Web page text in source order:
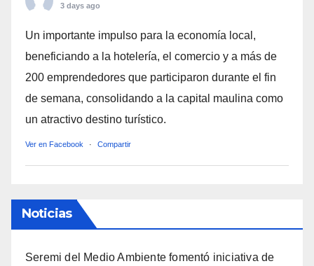
3 days ago
Un importante impulso para la economía local,
beneficiando a la hotelería, el comercio y a más de
200 emprendedores que participaron durante el fin
de semana, consolidando a la capital maulina como
un atractivo destino turístico.
Ver en Facebook · Compartir
Noticias
Seremi del Medio Ambiente fomentó iniciativa de